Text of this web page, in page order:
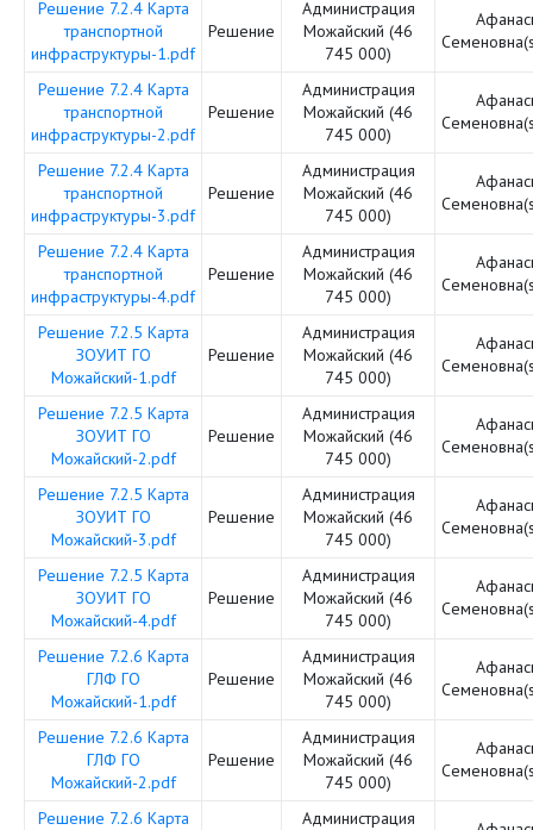
Решение 7.2.4 Карта
транспортной
инфраструктуры-1.pdf
Решение
Администрация
Можайский (46
745 000)
Решение 7.2.4 Карта
транспортной
инфраструктуры-2.pdf
Решение
Администрация
Можайский (46
745 000)
Решение 7.2.4 Карта
транспортной
инфраструктуры-3.pdf
Решение
Администрация
Можайский (46
745 000)
Решение 7.2.4 Карта
транспортной
инфраструктуры-4.pdf
Решение
Администрация
Можайский (46
745 000)
Решение 7.2.5 Карта
ЗОУИТ ГО
Можайский-1.pdf
Решение
Администрация
Можайский (46
745 000)
Решение 7.2.5 Карта
ЗОУИТ ГО
Можайский-2.pdf
Решение
Администрация
Можайский (46
745 000)
Решение 7.2.5 Карта
ЗОУИТ ГО
Можайский-3.pdf
Решение
Администрация
Можайский (46
745 000)
Решение 7.2.5 Карта
ЗОУИТ ГО
Можайский-4.pdf
Решение
Администрация
Можайский (46
745 000)
Решение 7.2.6 Карта
ГЛФ ГО
Можайский-1.pdf
Решение
Администрация
Можайский (46
745 000)
Решение 7.2.6 Карта
ГЛФ ГО
Можайский-2.pdf
Решение
Администрация
Можайский (46
745 000)
Решение 7.2.6 Карта
Администрация